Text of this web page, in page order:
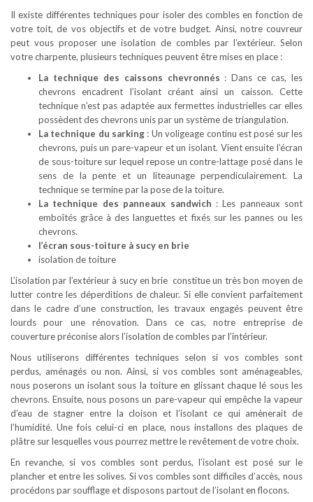
Il existe différentes techniques pour isoler des combles en fonction de
votre toit, de vos objectifs et de votre budget. Ainsi, notre couvreur
peut vous proposer une isolation de combles par l’extérieur. Selon
votre charpente, plusieurs techniques peuvent être mises en place :
La technique des caissons chevronnés : Dans ce cas, les
chevrons encadrent l’isolant créant ainsi un caisson. Cette
technique n’est pas adaptée aux fermettes industrielles car elles
possèdent des chevrons unis par un système de triangulation.
La technique du sarking : Un voligeage continu est posé sur les
chevrons, puis un pare-vapeur et un isolant. Vient ensuite l’écran
de sous-toiture sur lequel repose un contre-lattage posé dans le
sens de la pente et un liteaunage perpendiculairement. La
technique se termine par la pose de la toiture.
La technique des panneaux sandwich : Les panneaux sont
emboîtés grâce à des languettes et fixés sur les pannes ou les
chevrons.
l’écran sous-toiture à sucy en brie
isolation de toiture
L’isolation par l’extérieur à sucy en brie constitue un très bon moyen de
lutter contre les déperditions de chaleur. Si elle convient parfaitement
dans le cadre d’une construction, les travaux engagés peuvent être
lourds pour une rénovation. Dans ce cas, notre entreprise de
couverture préconise alors l’isolation de combles par l’intérieur.
Nous utiliserons différentes techniques selon si vos combles sont
perdus, aménagés ou non. Ainsi, si vos combles sont aménageables,
nous poserons un isolant sous la toiture en glissant chaque lé sous les
chevrons. Ensuite, nous posons un pare-vapeur qui empêche la vapeur
d’eau de stagner entre la cloison et l’isolant ce qui amènerait de
l’humidité. Une fois celui-ci en place, nous installons des plaques de
plâtre sur lesquelles vous pourrez mettre le revêtement de votre choix.
En revanche, si vos combles sont perdus, l’isolant est posé sur le
plancher et entre les solives. Si vos combles sont difficiles d’accès, nous
procédons par soufflage et disposons partout de l’isolant en flocons.